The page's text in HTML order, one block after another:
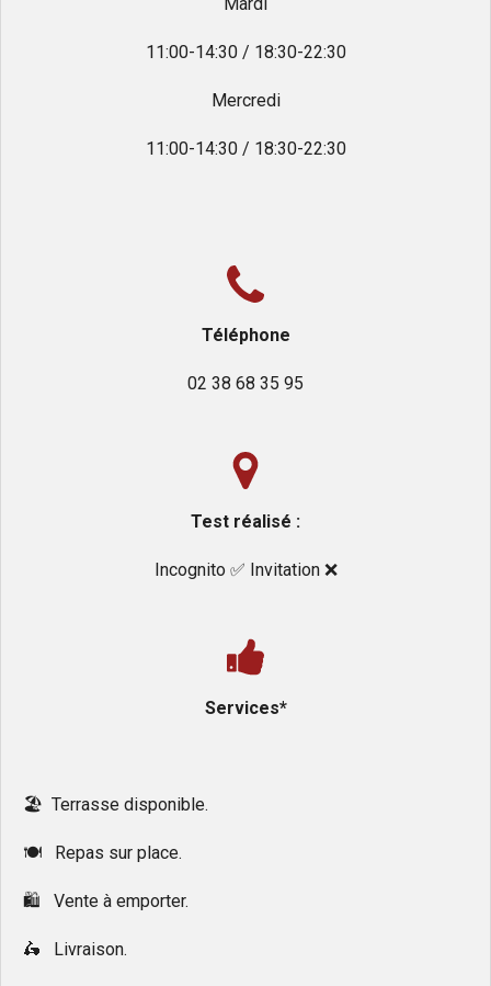
11:00-14:30 / 18:30-22:30
Mercredi
11:00-14:30 / 18:30-22:30
Téléphone
02 38 68 35 95
Test réalisé :
Incognito ✅️ Invitation ❌️
Services*
🏖 Terrasse disponible.
🍽 Repas sur place.
🛍 Vente à emporter.
🛵 Livraison.